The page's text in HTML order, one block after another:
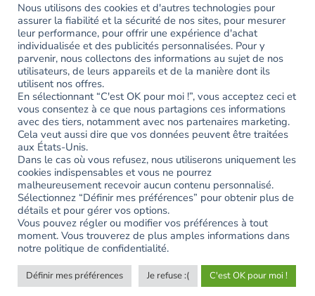
RESTONS EN CONTACT
Inscrivez-vous pour avoir accès en avant-première aux
nouveautés et recevoir votre code de bienvenue de -15%.
Erreur :Formulaire de contact non trouvé !
Partagez votre expérience
#ayookeepfresh
Copyright 2026 ©AYOO|Mentions légales|CGV
Nous utilisons des cookies et d'autres technologies pour
assurer la fiabilité et la sécurité de nos sites, pour mesurer
leur performance, pour offrir une expérience d'achat
individualisée et des publicités personnalisées. Pour y
parvenir, nous collectons des informations au sujet de nos
utilisateurs, de leurs appareils et de la manière dont ils
utilisent nos offres.
En sélectionnant “C'est OK pour moi !”, vous acceptez ceci et
vous consentez à ce que nous partagions ces informations
avec des tiers, notamment avec nos partenaires marketing.
Cela veut aussi dire que vos données peuvent être traitées
aux États-Unis.
Dans le cas où vous refusez, nous utiliserons uniquement les
cookies indispensables et vous ne pourrez
malheureusement recevoir aucun contenu personnalisé.
Sélectionnez “Définir mes préférences” pour obtenir plus de
détails et pour gérer vos options.
Vous pouvez régler ou modifier vos préférences à tout
moment. Vous trouverez de plus amples informations dans
notre politique de confidentialité.
Définir mes préférences Je refuse :( C'est OK pour moi !